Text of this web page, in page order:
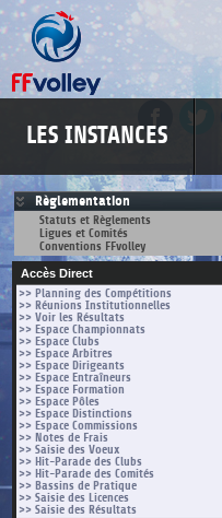
LES INSTANCES
Règlementation
Statuts et Règlements
Ligues et Comités
Conventions FFvolley
Accès Direct
>> Planning des Compétitions
>> Réunions Institutionnelles
>> Voir les Résultats
>> Espace Championnats
>> Espace Clubs
>> Espace Arbitres
>> Espace Dirigeants
>> Espace Entraîneurs
>> Espace Formation
>> Espace Pôles
>> Espace Distinctions
>> Espace Commissions
>> Notes de Frais
>> Saisie des Voeux
>> Hit-Parade des Clubs
>> Hit-Parade des Comités
>> Bassins de Pratique
>> Saisie des Licences
>> Saisie des Résultats